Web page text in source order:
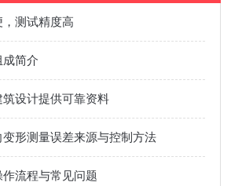
测试精度高
简介
设计提供可靠资料
形测量误差来源与控制方法
流程与常见问题